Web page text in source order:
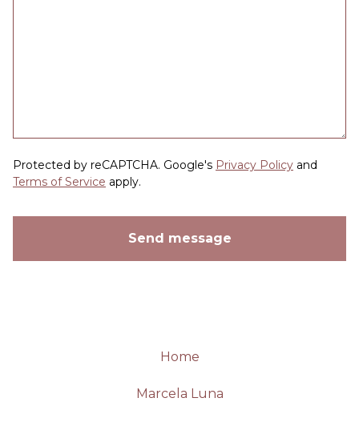
Protected by reCAPTCHA. Google's Privacy Policy and
Terms of Service apply.
Send message
Home
Marcela Luna